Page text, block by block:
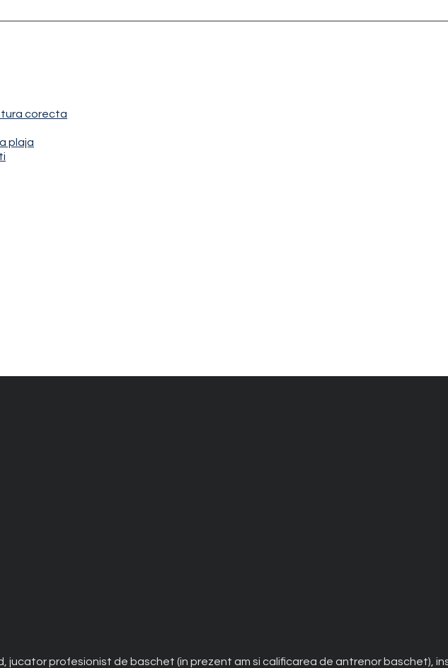
corecta
plaja
jucator profesionist de baschet (in prezent am si calificarea de antrenor baschet),